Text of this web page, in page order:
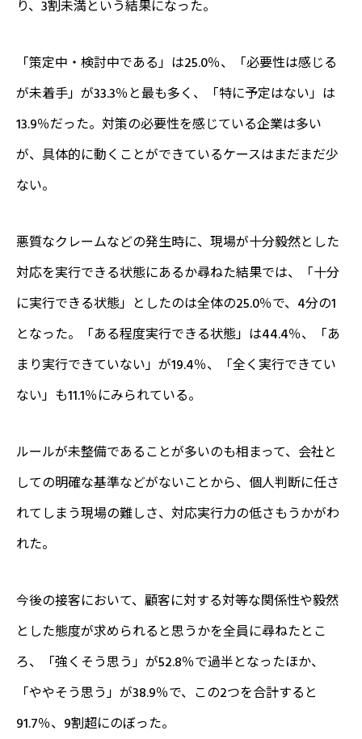
り、3割未満という結果になった。
「策定中・検討中である」は25.0％、「必要性は感じる
が未着手」が33.3％と最も多く、「特に予定はない」は
13.9％だった。対策の必要性を感じている企業は多い
が、具体的に動くことができているケースはまだまだ少
ない。
悪質なクレームなどの発生時に、現場が十分毅然とした
対応を実行できる状態にあるか尋ねた結果では、「十分
に実行できる状態」としたのは全体の25.0％で、4分の1
となった。「ある程度実行できる状態」は44.4％、「あ
まり実行できていない」が19.4％、「全く実行できてい
ない」も11.1％にみられている。
ルールが未整備であることが多いのも相まって、会社と
しての明確な基準などがないことから、個人判断に任さ
れてしまう現場の難しさ、対応実行力の低さもうかがわ
れた。
今後の接客において、顧客に対する対等な関係性や毅然
とした態度が求められると思うかを全員に尋ねたとこ
ろ、「強くそう思う」が52.8％で過半となったほか、
「ややそう思う」が38.9％で、この2つを合計すると
91.7％、9割超にのぼった。